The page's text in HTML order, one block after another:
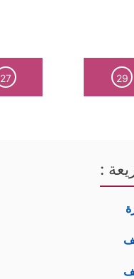
29
27
: